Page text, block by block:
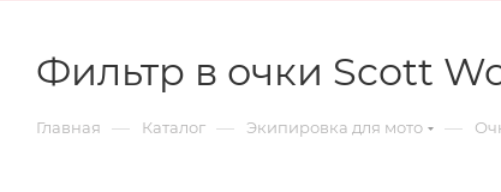
Фильтр в очки Scott
Главная — Каталог — Экипировка для мото —